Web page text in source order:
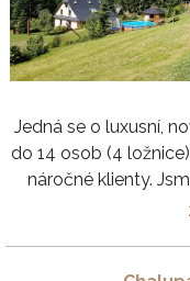
Jedná se o luxusní,
do 14 osob (4
náročné klienty.